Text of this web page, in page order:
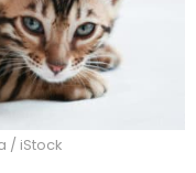
/ iStock